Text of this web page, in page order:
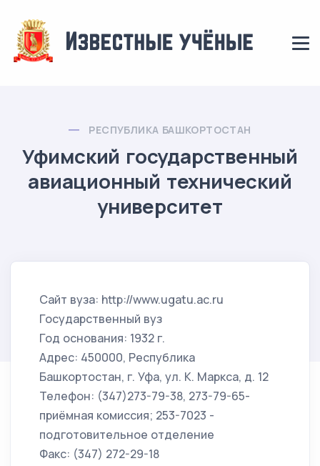
РЕСПУБЛИКА БАШКОРТОСТАН
Уфимский государственный
авиационный технический
университет
Сайт вуза: http://www.ugatu.ac.ru
Государственный вуз
Год основания: 1932 г.
Адрес: 450000, Республика
Башкортостан, г. Уфа, ул. К. Маркса, д. 12
Телефон: (347)273-79-38, 273-79-65-
приёмная комиссия; 253-7023 -
подготовительное отделение
Факс: (347) 272-29-18